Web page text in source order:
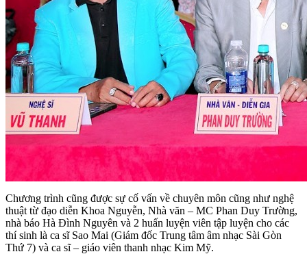
Chương trình cũng được sự cố vấn về chuyên môn cũng như nghệ
thuật từ đạo diễn Khoa Nguyễn, Nhà văn – MC Phan Duy Trường,
nhà báo Hà Đình Nguyên và 2 huấn luyện viên tập luyện cho các
thí sinh là ca sĩ Sao Mai (Giám đốc Trung tâm âm nhạc Sài Gòn
Thứ 7) và ca sĩ – giáo viên thanh nhạc Kim Mỹ.